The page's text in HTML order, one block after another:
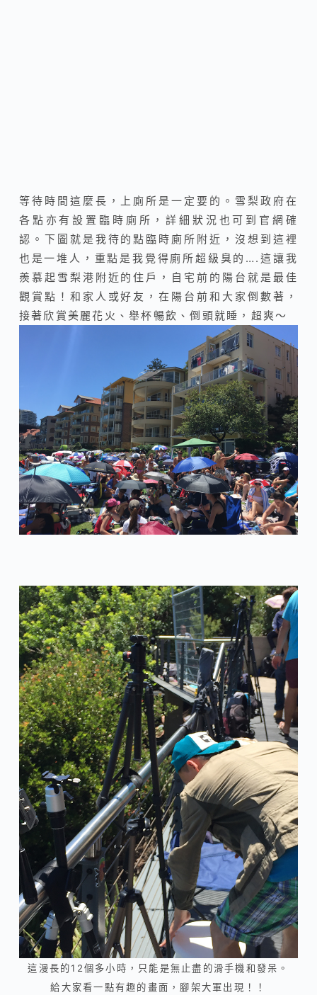
等待時間這麼長，上廁所是一定要的。雪梨政府在
各點亦有設置臨時廁所，詳細狀況也可到官網確
認。下圖就是我待的點臨時廁所附近，沒想到這裡
也是一堆人，重點是我覺得廁所超級臭的….這讓我
羨慕起雪梨港附近的住戶，自宅前的陽台就是最佳
觀賞點！和家人或好友，在陽台前和大家倒數著，
接著欣賞美麗花火、舉杯暢飲、倒頭就睡，超爽～
這漫長的12個多小時，只能是無止盡的滑手機和發呆。
給大家看一點有趣的畫面，腳架大軍出現！！